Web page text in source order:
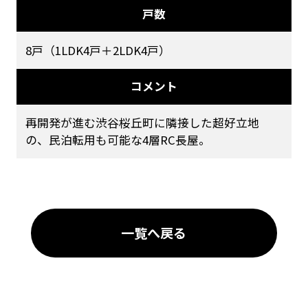
戸数
8戸（1LDK4戸＋2LDK4戸）
コメント
再開発が進む渋谷桜丘町に隣接した超好立地
の、民泊転用も可能な4層RC長屋。
一覧へ戻る